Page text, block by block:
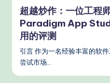
e
rn
T
e
c
超越炒作：一位工程
Paradigm App
用的评测
引言 作为一名经验丰富的软
尝试市场…